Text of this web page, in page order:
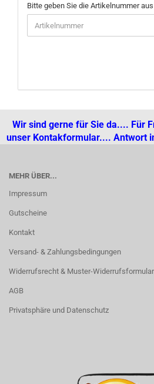
BITTE
GEBEN
SIE
DIE
EIN.
Bitte geben Sie die Artikelnummer
Wir sind gerne für Sie da.... Für
unser Kontakformular.... Antwort
MEHR ÜBER...
Impressum
Gutscheine
Kontakt
Versand- & Zahlungsbedingungen
Widerrufsrecht & Muster-Widerrufsformular
AGB
Privatsphäre und Datenschutz